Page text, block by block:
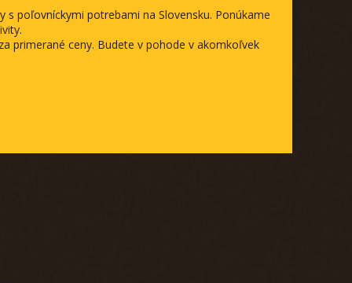
poľovníckymi potrebami na Slovensku. Ponúkame
primerané ceny. Budete v pohode v akomkoľvek